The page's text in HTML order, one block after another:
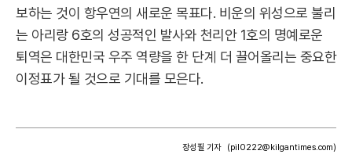
보하는 것이 항우연의 새로운 목표다. 비운의 위성으로 불리
는 아리랑 6호의 성공적인 발사와 천리안 1호의 명예로운
퇴역은 대한민국 우주 역량을 한 단계 더 끌어올리는 중요한
이정표가 될 것으로 기대를 모은다.
장성필 기자 (pil0222@kilgantimes.com)